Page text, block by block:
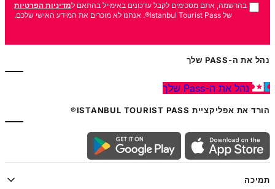
בהרשמה, אתם מסכימים לקבל עדכונים באימייל בהתאם למדיניות הפרטיות
של Istanbul Tourist Pass®. אנחנו לא מוכרים את המידע האישי שלכם.
נהל את ה-PASS שלך
נהל את ה-Pass שלך
הורד את אפליקציית ISTANBUL TOURIST PASS®
תמיכה